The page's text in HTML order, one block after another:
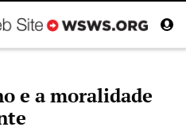
e a moralidade